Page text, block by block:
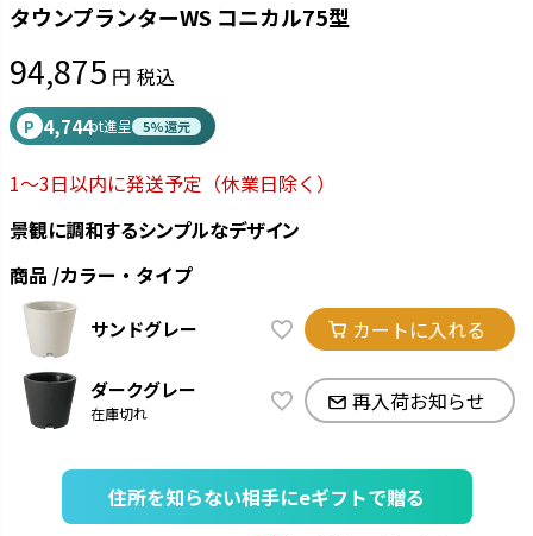
タウンプランターWS コニカル75型
94,875 税込
P 4,744pt進呈 5%還元
1～3日以内に発送予定 （休業日除く）
景観に調和するシンプルなデザイン
商品 カラー・タイプ
サンドグレー カートに入れる
ダークグレー
在庫切れ 再入荷お知らせ
住所を知らない相手にeギフトで贈る